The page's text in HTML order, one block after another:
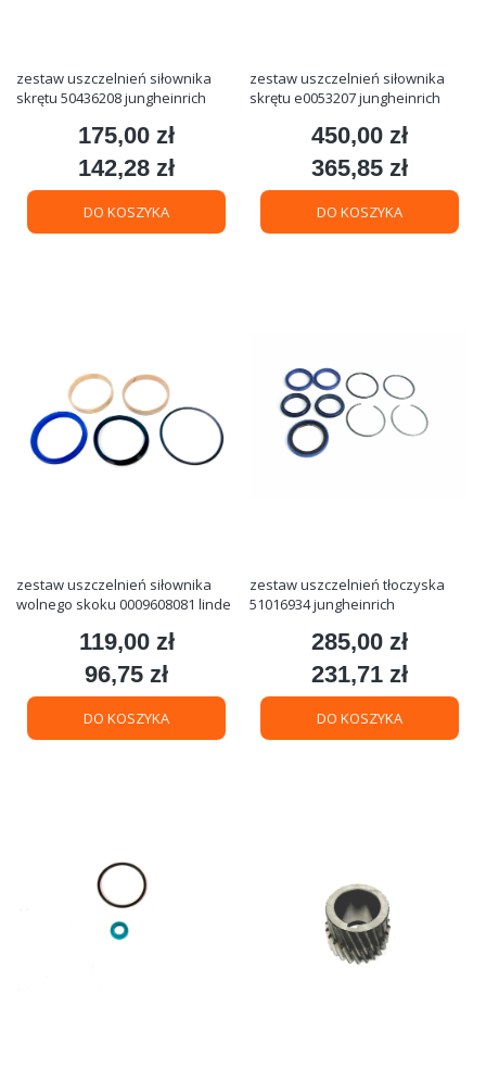
zestaw uszczelnień siłownika
skrętu 50436208 jungheinrich
Cena
175,00 zł
Cena
142,28 zł
DO KOSZYKA
zestaw uszczelnień siłownika
skrętu e0053207 jungheinrich
Cena
450,00 zł
Cena
365,85 zł
DO KOSZYKA
zestaw uszczelnień siłownika
wolnego skoku 0009608081 linde
Cena
119,00 zł
Cena
96,75 zł
DO KOSZYKA
zestaw uszczelnień tłoczyska
51016934 jungheinrich
Cena
285,00 zł
Cena
231,71 zł
DO KOSZYKA